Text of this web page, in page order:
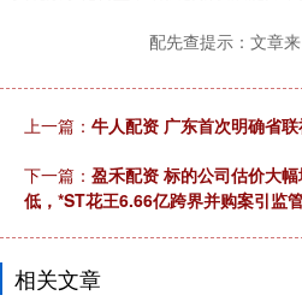
配先查提示：文章
上一篇： 牛人配资 广东首次明确省
下一篇： 盈禾配资 标的公司估价大
低，*ST花王6.66亿跨界并购案引监
相关文章